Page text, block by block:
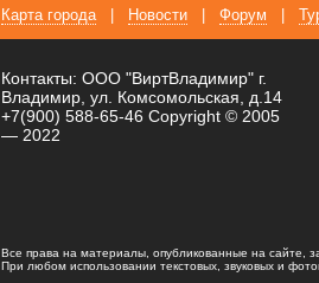
Карта города Новости Форум
Контакты: ООО "ВиртВладимир" г.
Владимир, ул. Комсомольская, д.14
+7(900) 588-65-46 Copyright © 2005
— 2022
Все права на материалы, опубликованные на сайте,
При любом использовании текстовых, звуковых и